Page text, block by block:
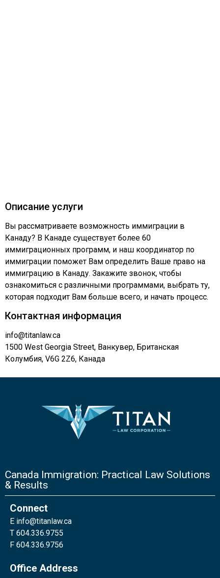
Описание услуги
Вы рассматриваете возможность иммиграции в
Канаду? В Канаде существует более 60
иммиграционных программ, и наш координатор по
иммиграции поможет Вам определить Ваше право на
иммиграцию в Канаду. Закажите звонок, чтобы
ознакомиться с различными программами, выбрать ту,
которая подходит Вам больше всего, и начать процесс.
Контактная информация
info@titanlaw.ca
1500 West Georgia Street, Ванкувер, Британская
Колумбия, V6G 2Z6, Канада
Canada Immigration: Practical Law Solutions
& Results
Connect
E info@titanlaw.ca
T 604.336.9755
F 604.336.9756
Office Address